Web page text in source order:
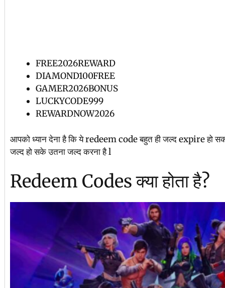
FREE2026REWARD
DIAMOND100FREE
GAMER2026BONUS
LUCKYCODE999
REWARDNOW2026
आपको ध्यान देना है कि ये redeem code बहुत ही जल्द expire हो
जल्द हो सके उतना जल्द करना है l
Redeem Codes क्या होता है?